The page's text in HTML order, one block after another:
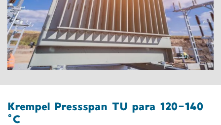
Krempel Pressspan TU para 120–140
°C